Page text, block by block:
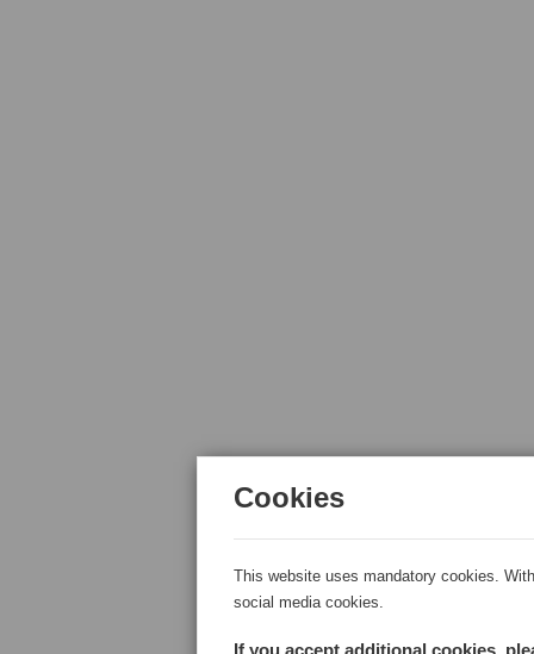
Cookies
This website uses mandatory cookies.
social media cookies.
If you accept additional cookies,